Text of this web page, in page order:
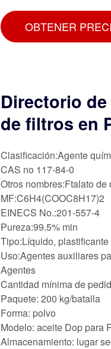
OBTENER
Directorio
de filtros en
Clasificación:Agente
CAS no 117-84-0
Otros nombres:Ftalato de
MF:C6H4(COOC8H17)2
EINECS No.:201-557-4
Pureza:99.5% min
Tipo:Líquido, plastificante
Uso:Agentes auxiliares
Agentes
Cantidad mínima de
Paquete: 200 kg/batalla
Forma: polvo
Modelo: aceite Dop para
Almacenamiento: lugar